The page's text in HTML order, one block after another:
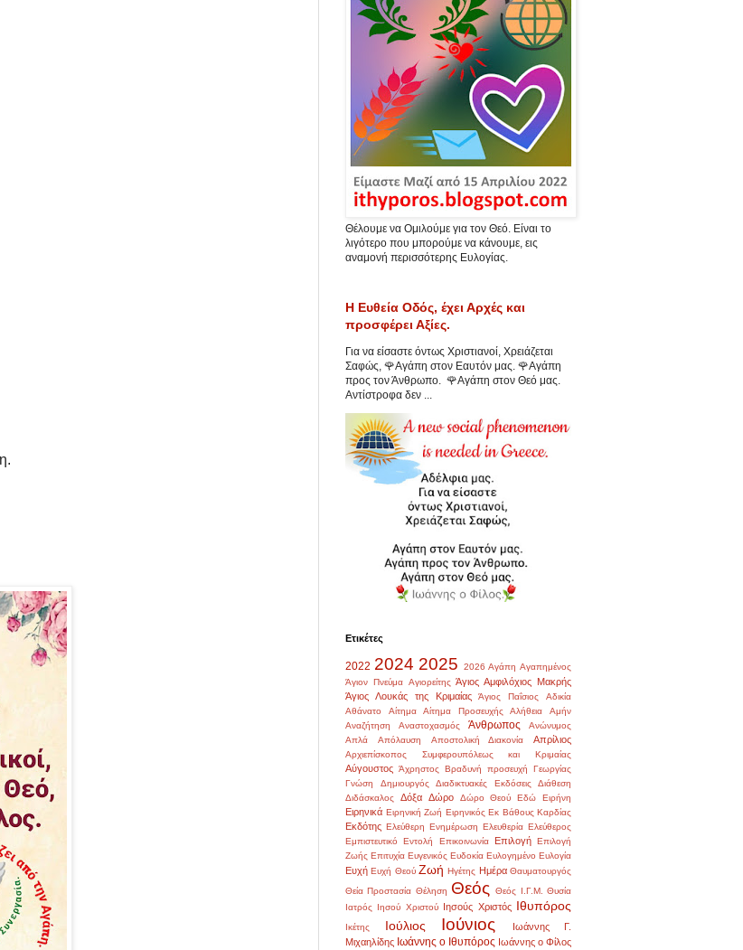
Θέλουμε να Ομιλούμε για τον Θεό. Είναι το
λιγότερο που μπορούμε να κάνουμε, εις
αναμονή περισσότερης Ευλογίας.
Η Ευθεία Οδός, έχει Αρχές και
προσφέρει Αξίες.
Για να είσαστε όντως Χριστιανοί, Χρειάζεται
Σαφώς, 🌹Αγάπη στον Εαυτόν μας. 🌹Αγάπη
προς τον Άνθρωπο. 🌹Αγάπη στον Θεό μας.
Αντίστροφα δεν ...
Ετικέτες
2022 2024 2025 2026 Αγάπη Αγαπημένος
Άγιον Πνεύμα Αγιορείτης Άγιος Αμφιλόχιος Μακρής
Άγιος Λουκάς της Κριμαίας
Άγιος Παΐσιος
Αδικία
Αθάνατο
Αίτημα Αίτημα Προσευχής Αλήθεια
Αμήν
Αναζήτηση
Αναστοχασμός Άνθρωπος
Ανώνυμος
Απλά
Απόλαυση Αποστολική Διακονία Απρίλιος
Αρχιεπίσκοπος Συμφερουπόλεως και Κριμαίας
Αύγουστος Άχρηστος Βραδυνή προσευχή
Γεωργίας
Γνώση
Δημιουργός Διαδικτυακές Εκδόσεις
Διάθεση
Διδάσκαλος
Δόξα Δώρο Δώρο Θεού Εδώ Ειρήνη
Ειρηνικά Ειρηνική Ζωή Ειρηνικός Εκ Βάθους Καρδίας
Εκδότης Ελεύθερη Ενημέρωση Ελευθερία Ελεύθερος
Εμπιστευτικό
Εντολή Επικοινωνία Επιλογή
Επιλογή
Ζωής Επιτυχία Ευγενικός Ευδοκία Ευλογημένο Ευλογία
Ευχή Ευχή Θεού Ζωή Ηγέτης Ημέρα Θαυματουργός
Θεία Προστασία Θέληση Θεός Θεός Ι.Γ.Μ. Θυσία
Ιατρός
Ιησού Χριστού Ιησούς Χριστός Ιθυπόρος
Ικέτης Ιούλιος Ιούνιος
Ιωάννης Γ.
Μιχαηλίδης Ιωάννης ο Ιθυπόρος Ιωάννης ο Φίλος